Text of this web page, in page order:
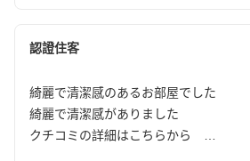
認證住客
綺麗で清潔感のあるお部屋でした
綺麗で清潔感がありました
クチコミの詳細はこちらから